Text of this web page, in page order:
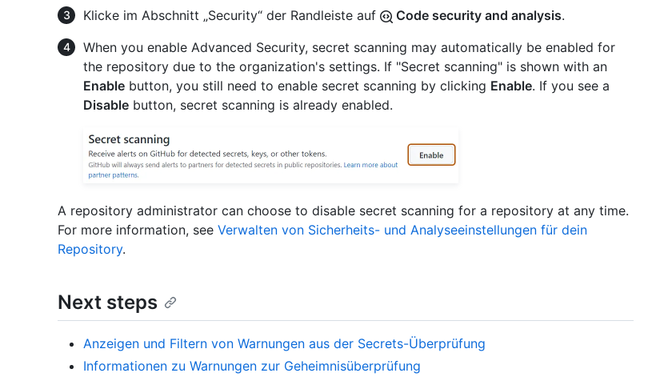
Klicke im Abschnitt „Security“ der Randleiste auf Code security and analysis.
When you enable Advanced Security, secret scanning may automatically be enabled for
the repository due to the organization's settings. If "Secret scanning" is shown with an
Enable button, you still need to enable secret scanning by clicking Enable. If you see a
Disable button, secret scanning is already enabled.
A repository administrator can choose to disable secret scanning for a repository at any time.
For more information, see Verwalten von Sicherheits- und Analyseeinstellungen für dein
Repository.
Next steps
Anzeigen und Filtern von Warnungen aus der Secrets-Überprüfung
Informationen zu Warnungen zur Geheimnisüberprüfung